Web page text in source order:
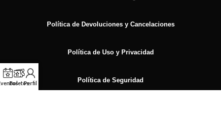
Política de Devoluciones y Cancelaciones
Política de Uso y Privacidad
Política de Seguridad
BoletosPerfil